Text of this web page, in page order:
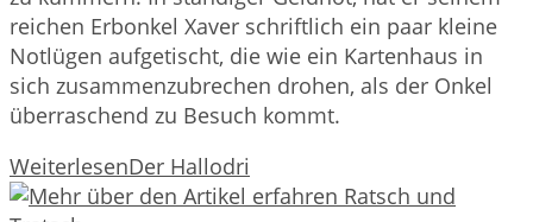
reichen Erbonkel Xaver schriftlich ein paar kleine
Notlügen aufgetischt, die wie ein Kartenhaus in
sich zusammenzubrechen drohen, als der Onkel
überraschend zu Besuch kommt.
WeiterlesenDer Hallodri